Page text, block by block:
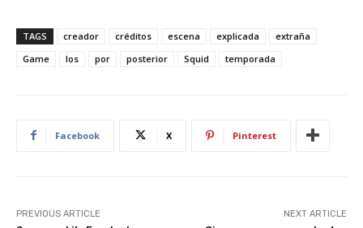
er
e
at
s
p
c d
di
k
e
ar
e
TAGS creador créditos escena explicada
extraña
Game
los por posterior Squid temporada
Facebook X Pinterest
PREVIOUS ARTICLE NEXT ARTICLE